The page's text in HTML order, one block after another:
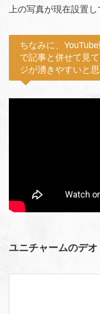
上の写真が現在設置し
ちなみに、
で記事と併せて見
ジが湧きやすいと思
ユニチャームのデ